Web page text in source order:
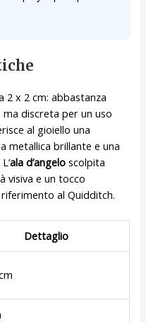
2 x 2 cm: abbastanza
discreta per un uso
al gioiello una
metallica brillante e una
ala d’angelo scolpita
visiva e un tocco
al Quidditch.
Dettaglio